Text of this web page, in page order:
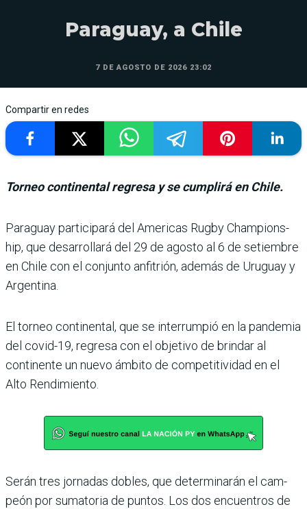
Paraguay, a Chile
7 DE AGOSTO DE 2026 23:02
Compartir en redes
Torneo continental regresa y se cumplirá en Chile.
Paraguay participará del Americas Rugby Champions­
hip, que desarrollará del 29 de agosto al 6 de setiembre
en Chile con el conjunto anfi­trión, además de Uruguay y
Argentina.
El torneo continental, que se interrumpió en la pan­demia
del covid-19, regresa con el objetivo de brindar al
continente un nuevo ámbito de competitividad en el
Alto Rendimiento.
Serán tres jornadas dobles, que determinarán el cam­
peón por sumatoria de pun­tos. Los dos encuentros de